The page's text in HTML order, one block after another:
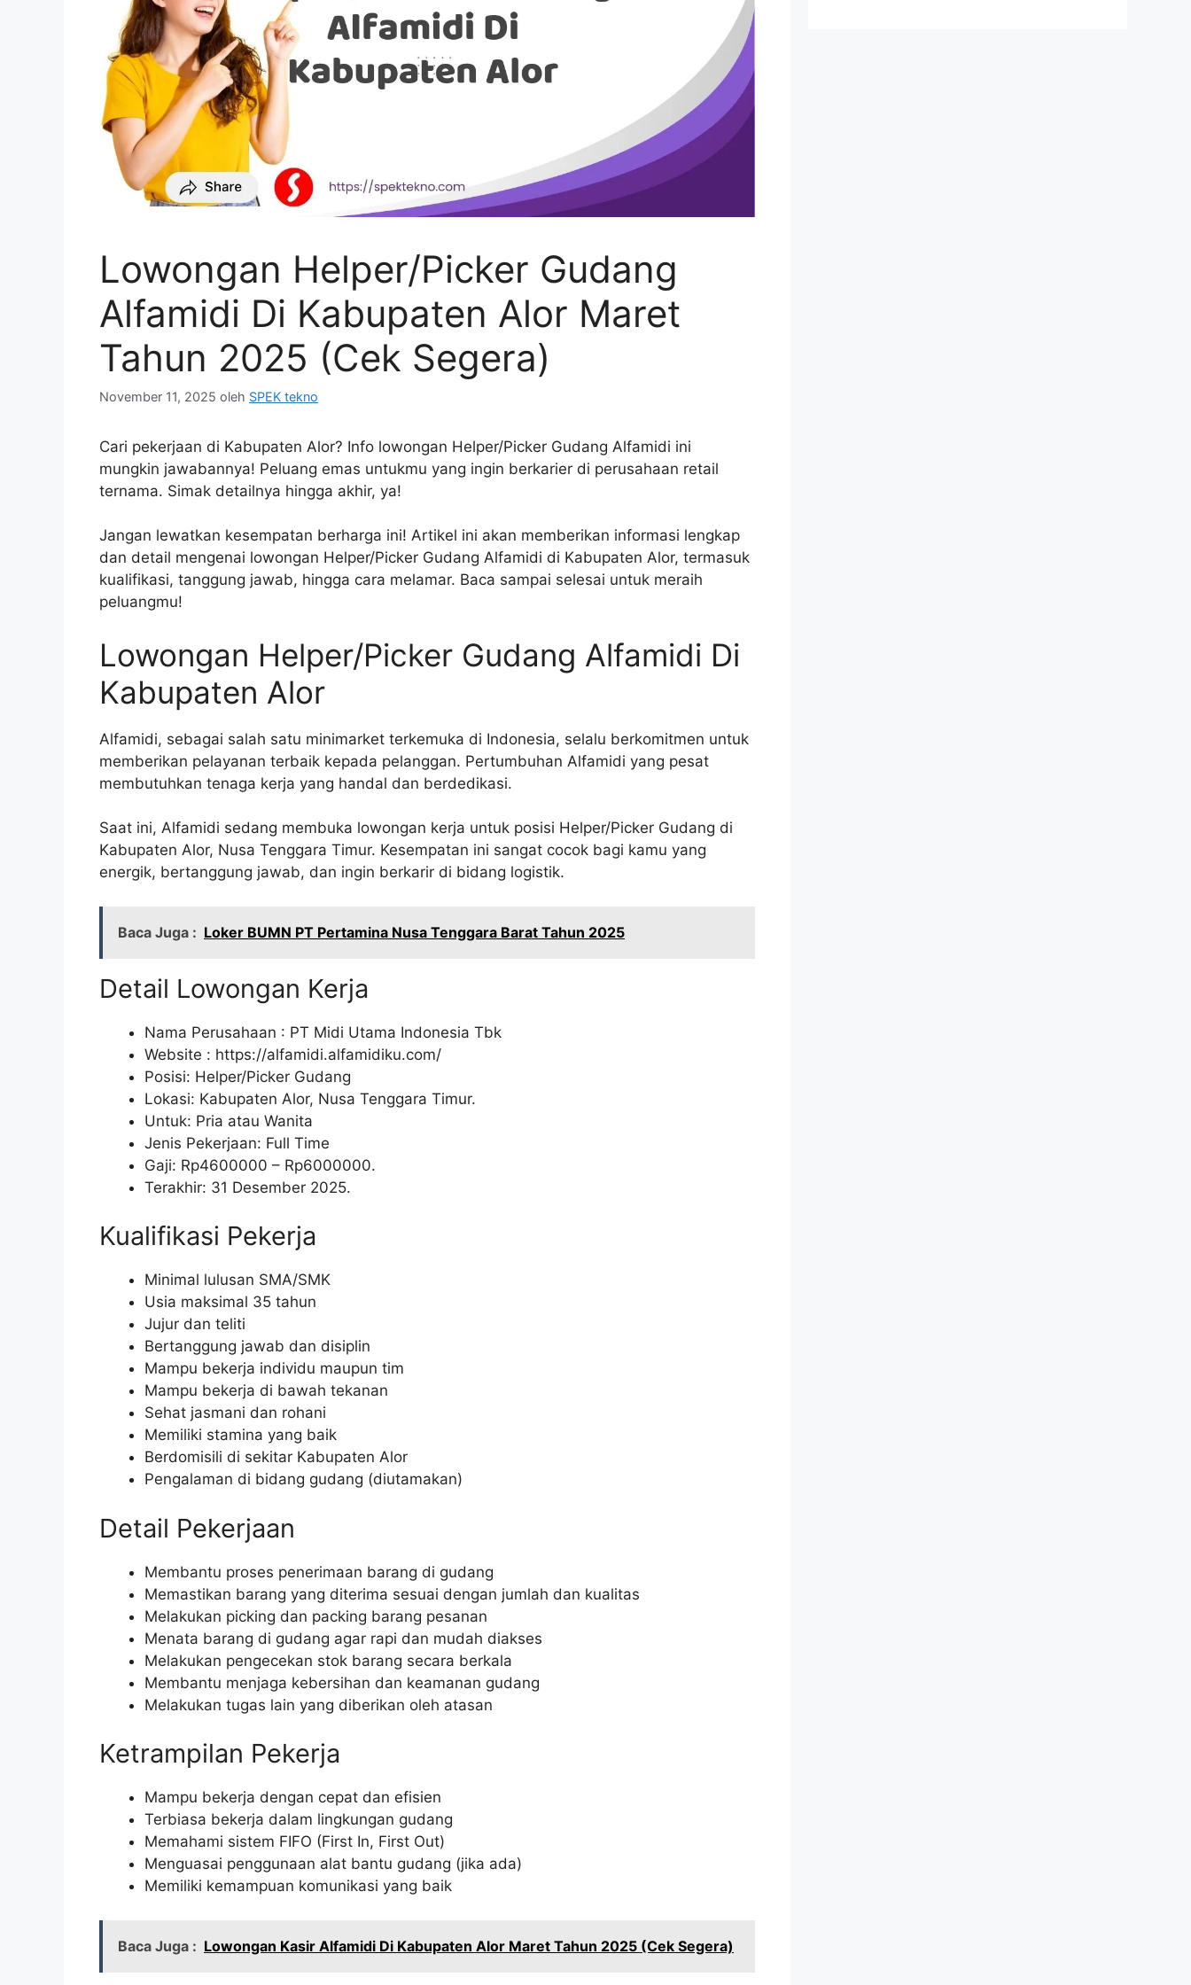
Lowongan Helper/Picker Gudang
Alfamidi Di Kabupaten Alor Maret
Tahun 2025 (Cek Segera)
November 11, 2025 oleh SPEK tekno
Cari pekerjaan di Kabupaten Alor? Info lowongan Helper/Picker Gudang Alfamidi ini
mungkin jawabannya! Peluang emas untukmu yang ingin berkarier di perusahaan retail
ternama. Simak detailnya hingga akhir, ya!
Jangan lewatkan kesempatan berharga ini! Artikel ini akan memberikan informasi lengkap
dan detail mengenai lowongan Helper/Picker Gudang Alfamidi di Kabupaten Alor, termasuk
kualifikasi, tanggung jawab, hingga cara melamar. Baca sampai selesai untuk meraih
peluangmu!
Lowongan Helper/Picker Gudang Alfamidi Di
Kabupaten Alor
Alfamidi, sebagai salah satu minimarket terkemuka di Indonesia, selalu berkomitmen untuk
memberikan pelayanan terbaik kepada pelanggan. Pertumbuhan Alfamidi yang pesat
membutuhkan tenaga kerja yang handal dan berdedikasi.
Saat ini, Alfamidi sedang membuka lowongan kerja untuk posisi Helper/Picker Gudang di
Kabupaten Alor, Nusa Tenggara Timur. Kesempatan ini sangat cocok bagi kamu yang
energik, bertanggung jawab, dan ingin berkarir di bidang logistik.
Baca Juga : Loker BUMN PT Pertamina Nusa Tenggara Barat Tahun 2025
Detail Lowongan Kerja
Nama Perusahaan : PT Midi Utama Indonesia Tbk
Website : https://alfamidi.alfamidiku.com/
Posisi: Helper/Picker Gudang
Lokasi: Kabupaten Alor, Nusa Tenggara Timur.
Untuk: Pria atau Wanita
Jenis Pekerjaan: Full Time
Gaji: Rp4600000 – Rp6000000.
Terakhir: 31 Desember 2025.
Kualifikasi Pekerja
Minimal lulusan SMA/SMK
Usia maksimal 35 tahun
Jujur dan teliti
Bertanggung jawab dan disiplin
Mampu bekerja individu maupun tim
Mampu bekerja di bawah tekanan
Sehat jasmani dan rohani
Memiliki stamina yang baik
Berdomisili di sekitar Kabupaten Alor
Pengalaman di bidang gudang (diutamakan)
Detail Pekerjaan
Membantu proses penerimaan barang di gudang
Memastikan barang yang diterima sesuai dengan jumlah dan kualitas
Melakukan picking dan packing barang pesanan
Menata barang di gudang agar rapi dan mudah diakses
Melakukan pengecekan stok barang secara berkala
Membantu menjaga kebersihan dan keamanan gudang
Melakukan tugas lain yang diberikan oleh atasan
Ketrampilan Pekerja
Mampu bekerja dengan cepat dan efisien
Terbiasa bekerja dalam lingkungan gudang
Memahami sistem FIFO (First In, First Out)
Menguasai penggunaan alat bantu gudang (jika ada)
Memiliki kemampuan komunikasi yang baik
Baca Juga : Lowongan Kasir Alfamidi Di Kabupaten Alor Maret Tahun 2025 (Cek Segera)